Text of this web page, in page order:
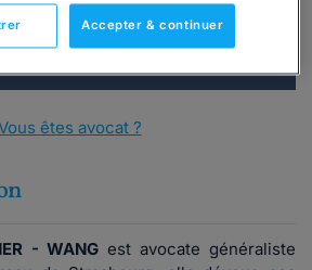
75 75 42 33(8h à 21h du lundi au
vendredi)
êtes avocat ?
- WANG est avocate généraliste
Accepter & continuer